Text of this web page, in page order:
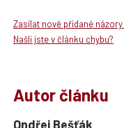
Zasílat nově přidané
Našli jste v článku chybu?
Autor článku
Ondřej Bešťák